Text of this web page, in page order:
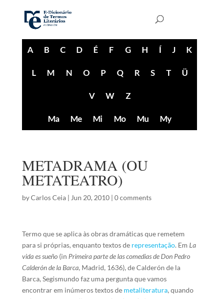
A B C D É F G H Í J K
L M N O P Q R S T Ü
V W Z
Ma Me Mi Mo Mu My
METADRAMA (OU
METATEATRO)
byCarlos Ceia| Jun 20, 2010| 0 comments
Termo que se aplica às obras dramáticas que remetem
para si próprias, enquanto textos de representação. Em La
vida es sueño(in Primeira parte de las comedias de Don Pedro
Calderón de la Barca, Madrid, 1636), de Calderón de la
Barca, Segismundo faz uma pergunta que vamos
encontrar em inúmeros textos de metaliteratura, quando